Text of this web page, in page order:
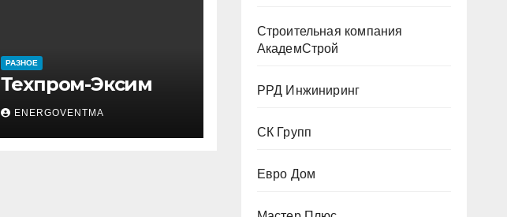
РАЗНОЕ
Техпром-Эксим
ENERGOVENTMA
Строительная компания
АкадемСтрой
РРД Инжиниринг
СК Групп
Евро Дом